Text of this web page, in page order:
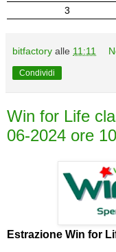
3
bitfactory alle 11:11
Condividi
Win for Life
06-2024 ore
Estrazione Win for